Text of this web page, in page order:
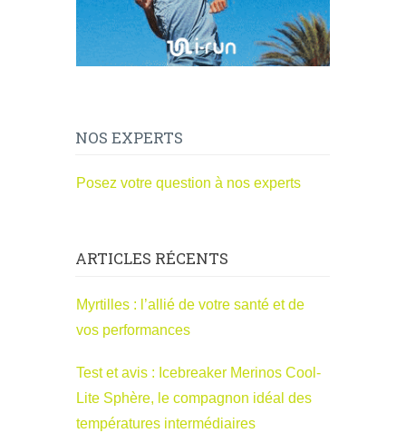
NOS EXPERTS
Posez votre question à nos experts
ARTICLES RÉCENTS
Myrtilles : l’allié de votre santé et de
vos performances
Test et avis : Icebreaker Merinos Cool-
Lite Sphère, le compagnon idéal des
températures intermédiaires